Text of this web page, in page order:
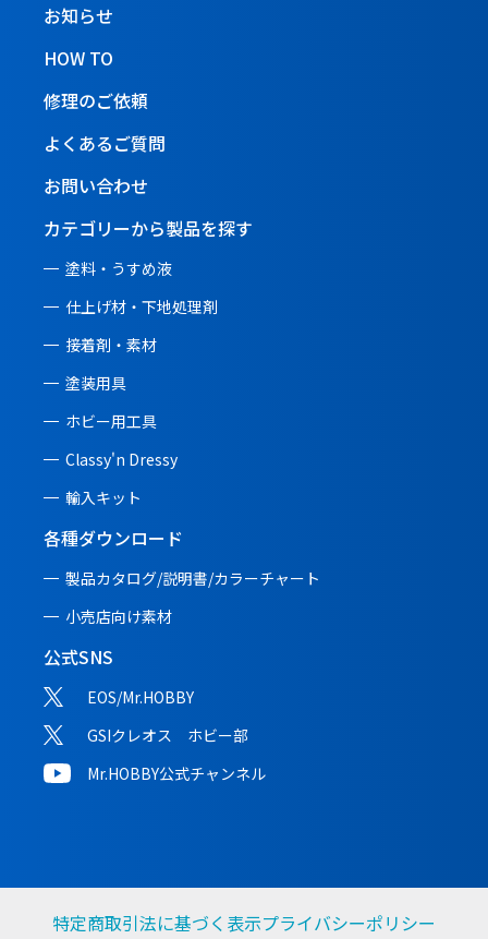
お知らせ
HOW TO
修理のご依頼
よくあるご質問
お問い合わせ
カテゴリーから製品を探す
塗料・うすめ液
仕上げ材・下地処理剤
接着剤・素材
塗装用具
ホビー用工具
Classy'n Dressy
輸入キット
各種ダウンロード
製品カタログ/説明書/カラーチャート
小売店向け素材
公式SNS
EOS/Mr.HOBBY
GSIクレオス ホビー部
Mr.HOBBY公式チャンネル
特定商取引法に基づく表示プライバシーポリシー